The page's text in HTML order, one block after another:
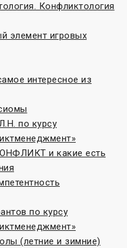
Конфликтология
элемент игровых
интересное из
по курсу
и какие есть
по курсу
(летние и зимние)